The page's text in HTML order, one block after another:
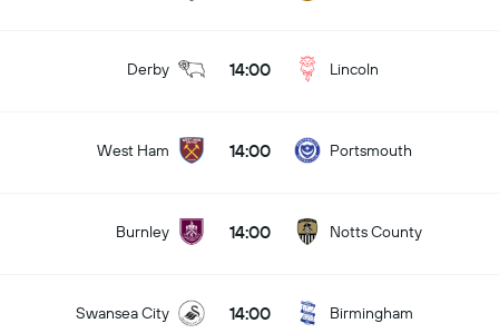
Derby 14:00 Lincoln
West Ham 14:00 Portsmouth
Burnley 14:00 Notts County
Swansea City 14:00 Birmingham